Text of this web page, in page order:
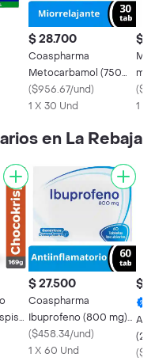
$ 28.700
Coaspharma
Metocarbamol (750
mg) 30 Tabletas
($956.67/und)
1 X 30 Und
$
MK Naproxeno 550
mg
(
1 X
en La Rebaja
$ 27.500
Coaspharma
Ibuprofeno (800 mg)
60 Tabletas
($458.34/und)
1 X 60 Und
$
(